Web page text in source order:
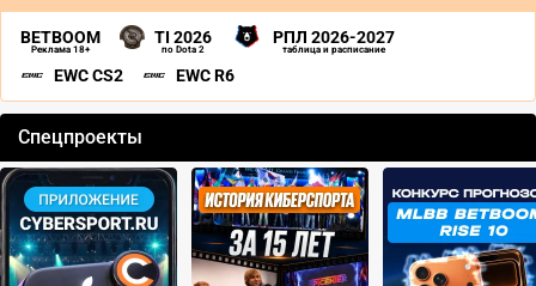
BETBOOM
Реклама 18+
TI 2026
по Dota 2
РПЛ 2026-2027
таблица и расписание
EWC CS2 EWC R6
Спецпроекты